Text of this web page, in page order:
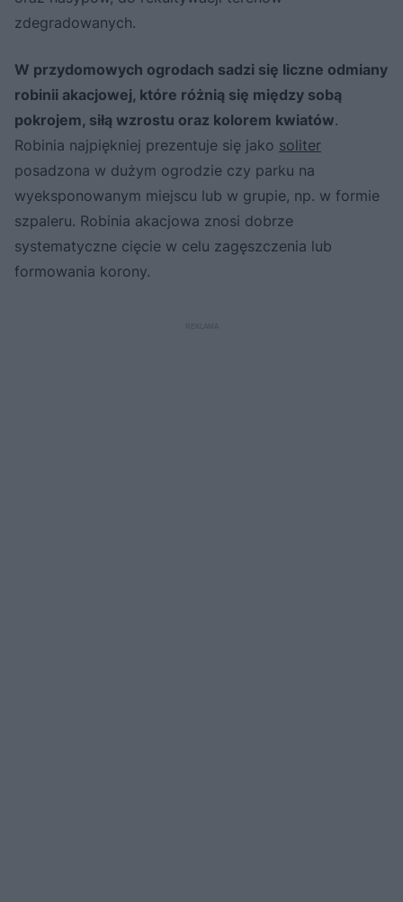
zdegradowanych.
W przydomowych ogrodach sadzi się liczne odmiany
robinii akacjowej, które różnią się między sobą
pokrojem, siłą wzrostu oraz kolorem kwiatów.
Robinia najpiękniej prezentuje się jako soliter
posadzona w dużym ogrodzie czy parku na
wyeksponowanym miejscu lub w grupie, np. w formie
szpaleru. Robinia akacjowa znosi dobrze
systematyczne cięcie w celu zagęszczenia lub
formowania korony.